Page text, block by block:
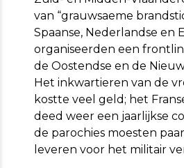
van “grauwsaeme
Spaanse, Nederlandse en
organiseerden een
de Oostendse en de
Het inkwartieren van de
kostte veel geld; het
deed weer een jaarlijkse
de parochies moesten
leveren voor het militair